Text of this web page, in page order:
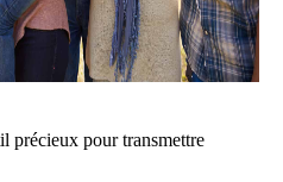
précieux pour transmettre